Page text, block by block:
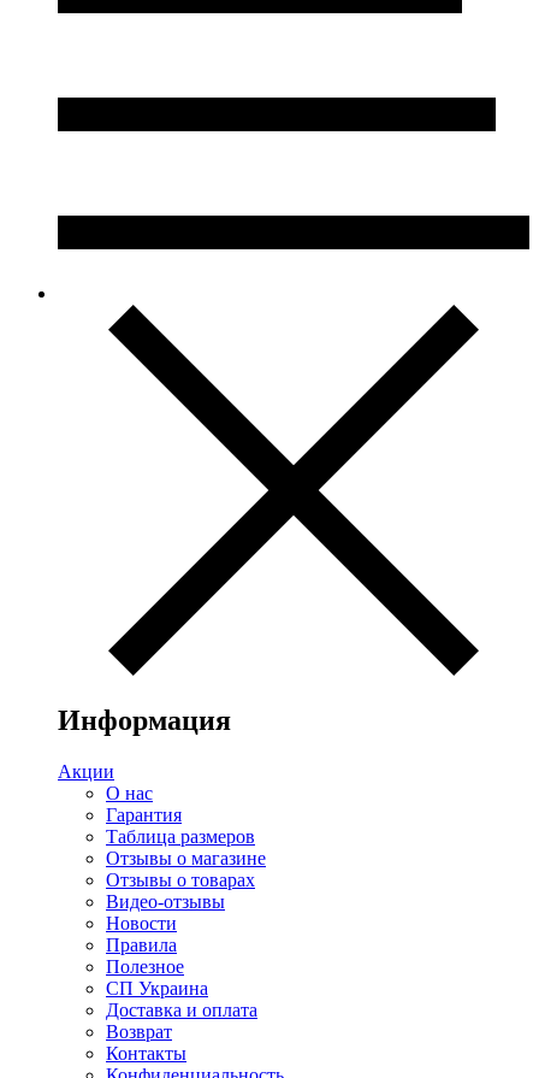
Информация
Акции
О нас
Гарантия
Таблица размеров
Отзывы о магазине
Отзывы о товарах
Видео-отзывы
Новости
Правила
Полезное
СП Украина
Доставка и оплата
Возврат
Контакты